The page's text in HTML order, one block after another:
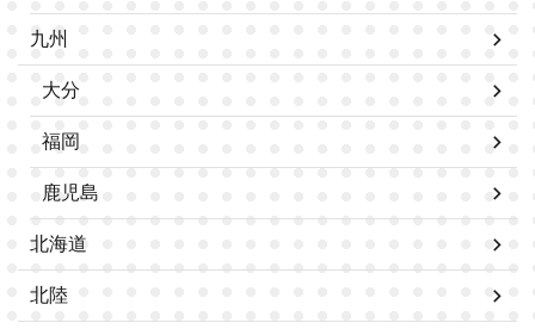
九州
大分
福岡
鹿児島
北海道
北陸